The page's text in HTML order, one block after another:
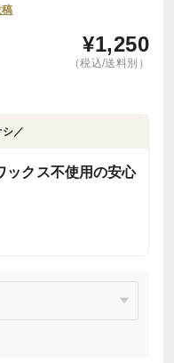
¥1,250
（税込/送料別）
／
ックス不使用の安心